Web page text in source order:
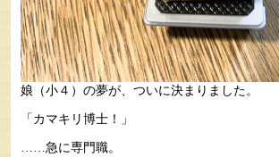
娘（小４）の夢が、ついに決まりました。
「カマキリ博士！」
……急に専門職。